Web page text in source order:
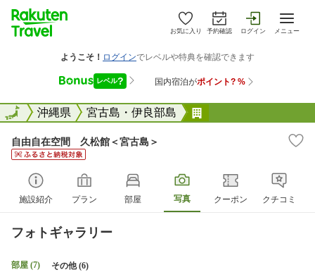
お気に入り 予約確認 ログイン メニュー
全国沖縄県 宮古島・伊良部島
全国
自由自在空間 久松館＜宮古島＞
施設紹介 プラン 部屋 写真 クーポン クチコミ
フォトギャラリー
部屋 (7) その他 (6)